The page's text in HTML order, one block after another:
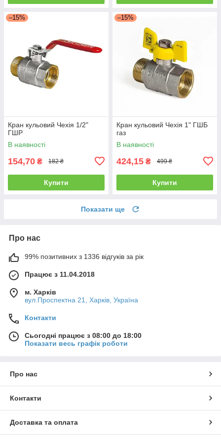
–15%
Кран кульовий Чехія 1/2"
ГШР
В наявності
154,70 ₴ 182 ₴
Купити
–15%
Кран кульовий Чехія 1" ГШБ
газ
В наявності
424,15 ₴ 499 ₴
Купити
Показати ще
Про нас
99% позитивних з 1336 відгуків за рік
Працює з 11.04.2018
м. Харків
вул.Проспектна 21, Харків, Україна
Контакти
Сьогодні працює з 08:00 до 18:00
Показати весь графік роботи
Про нас
Контакти
Доставка та оплата